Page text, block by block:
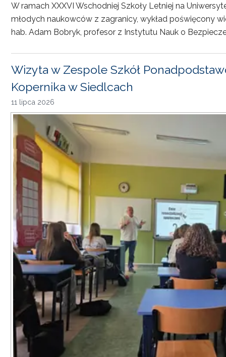
W ramach XXXVI Wschodniej Szkoły Letniej na
młodych naukowców z zagranicy, wykład poświęcony
hab. Adam Bobryk, profesor z Instytutu Nauk o
Wizyta w Zespole Szkół
Kopernika w Siedlcach
11 lipca 2026